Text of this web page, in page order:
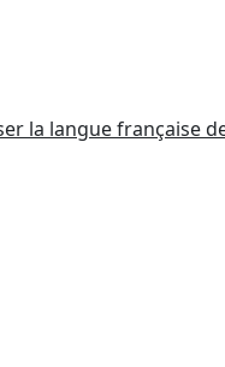
la langue française
en son article L.